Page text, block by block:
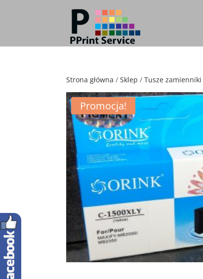
Strona główna /Sklep /Tusze zamienniki
Promocja!